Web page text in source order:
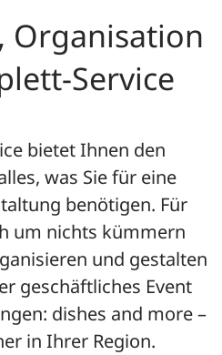
Orga­nisation
­Service
bietet Ihnen den
was Sie für eine
benötigen. Für
um nichts kümmern
und gestalten
geschäftliches Event
dishes and more –
in Ihrer Region.